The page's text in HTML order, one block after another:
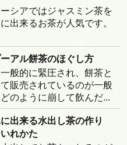
シアではジャスミン茶を
出来るお茶が人気です。
アル餅茶のほぐし方
般的に緊圧され、餅茶と
販売されているのが一般
のように崩して飲んだ...
出来る水出し茶の作り
れかた